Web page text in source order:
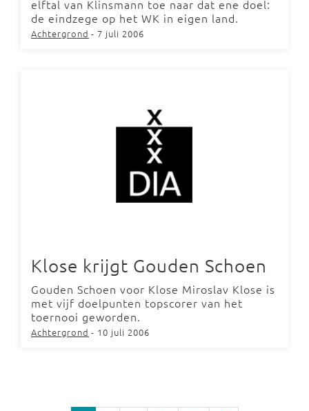
elftal van Klinsmann toe naar dat ene doel:
de eindzege op het WK in eigen land.
Achtergrond - 7 juli 2006
Klose krijgt Gouden Schoen
Gouden Schoen voor Klose Miroslav Klose is
met vijf doelpunten topscorer van het
toernooi geworden.
Achtergrond - 10 juli 2006